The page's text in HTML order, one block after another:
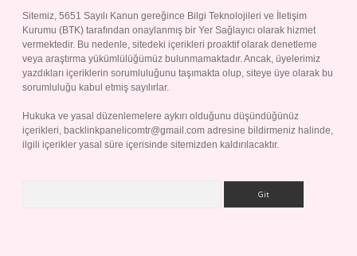
Sitemiz, 5651 Sayılı Kanun gereğince Bilgi Teknolojileri ve İletişim
Kurumu (BTK) tarafından onaylanmış bir Yer Sağlayıcı olarak hizmet
vermektedir. Bu nedenle, sitedeki içerikleri proaktif olarak denetleme
veya araştırma yükümlülüğümüz bulunmamaktadır. Ancak, üyelerimiz
yazdıkları içeriklerin sorumluluğunu taşımakta olup, siteye üye olarak bu
sorumluluğu kabul etmiş sayılırlar.
Hukuka ve yasal düzenlemelere aykırı olduğunu düşündüğünüz
içerikleri, backlinkpanelicomtr@gmail.com adresine bildirmeniz halinde,
ilgili içerikler yasal süre içerisinde sitemizden kaldırılacaktır.